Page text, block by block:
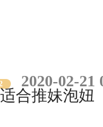
2020-02-21
合推妹泡妞